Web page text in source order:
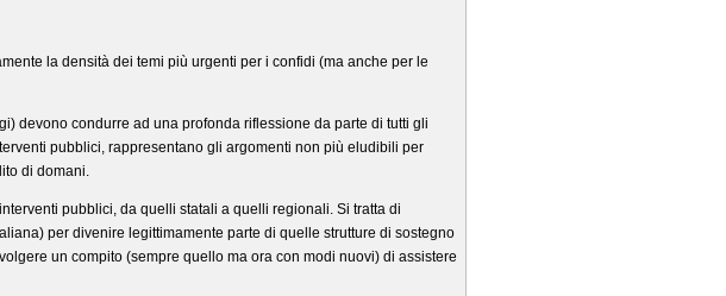
la densità dei temi più urgenti per i confidi (ma anche per le
devono condurre ad una profonda riflessione da parte di tutti gli
pubblici, rappresentano gli argomenti non più eludibili per
di domani.
pubblici, da quelli statali a quelli regionali. Si tratta di
per divenire legittimamente parte di quelle strutture di sostegno
un compito (sempre quello ma ora con modi nuovi) di assistere